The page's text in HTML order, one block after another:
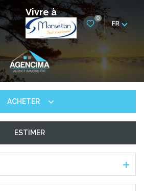
Vivre à
0
FR
ACHETER
ESTIMER